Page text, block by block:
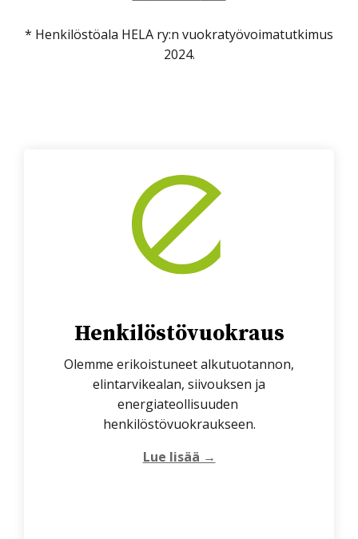
* Henkilöstöala HELA ry:n vuokratyövoimatutkimus
2024.
Henkilöstövuokraus
Olemme erikoistuneet alkutuotannon,
elintarvikealan, siivouksen ja
energiateollisuuden
henkilöstövuokraukseen.
Lue lisää →